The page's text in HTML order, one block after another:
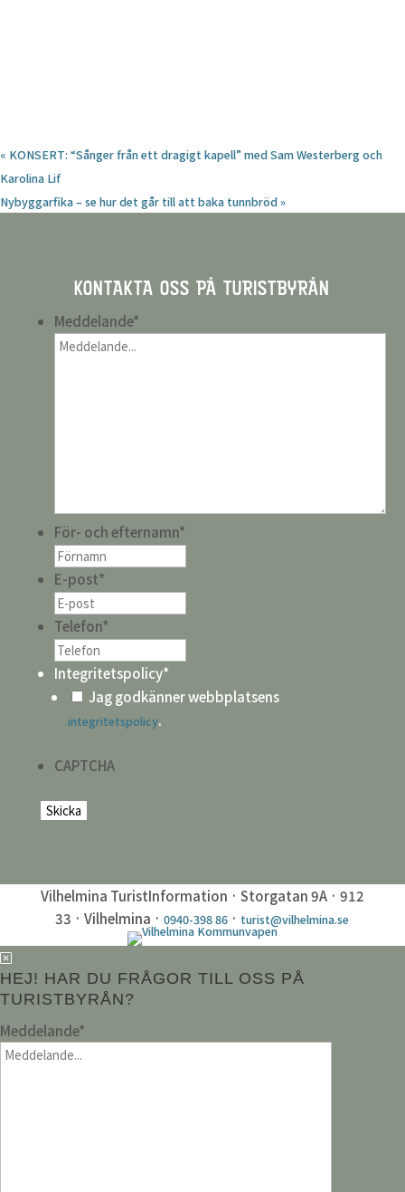
« KONSERT: “Sånger från ett dragigt kapell” med Sam Westerberg och
Karolina Lif
Nybyggarfika – se hur det går till att baka tunnbröd»
KONTAKTA OSS PÅ TURISTBYRÅN
Meddelande*
För- och efternamn*
E-post*
Telefon*
Integritetspolicy*
Jag godkänner webbplatsens
integritetspolicy.
CAPTCHA
Vilhelmina TuristInformation · Storgatan 9A · 912
33 · Vilhelmina ·0940-398 86 · turist@vilhelmina.se
HEJ! HAR DU FRÅGOR TILL OSS PÅ
TURISTBYRÅN?
Meddelande*